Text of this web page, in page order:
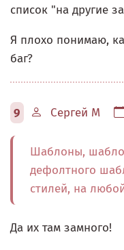
список "на другие
Я плохо понимаю,
баг?
9 Сергей М
Шаблоны,
дефолтного
стилей, на
Да их там замного!